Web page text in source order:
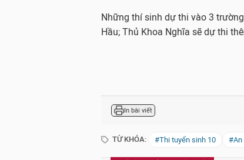
Những thí sinh dự thi vào 3
Hầu; Thủ Khoa Nghĩa sẽ dự thi
In bài viết
TỪ KHÓA: #Thi tuyển sinh 10 #An